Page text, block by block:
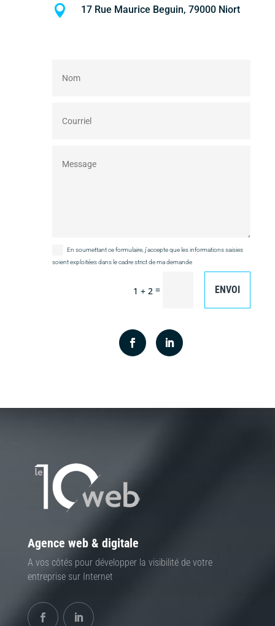
 17 Rue Maurice Beguin, 79000 Niort
En soumettant ce formulaire, j'accepte que les informations saisies
soient exploitées dans le cadre strict de ma demande
1 + 2 = ENVOI
Agence web & digitale
A vos côtés pour développer la visibilité de votre
entreprise sur Internet